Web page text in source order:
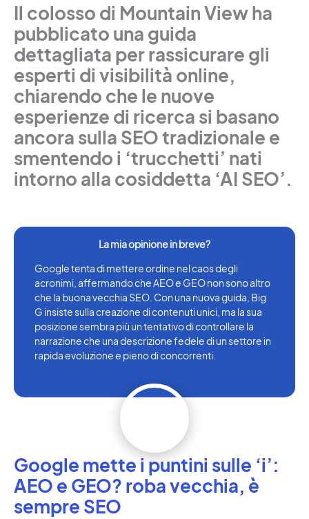
Il colosso di Mountain View ha
pubblicato una guida
dettagliata per rassicurare gli
esperti di visibilità online,
chiarendo che le nuove
esperienze di ricerca si basano
ancora sulla SEO tradizionale e
smentendo i ‘trucchetti’ nati
intorno alla cosiddetta ‘AI SEO’.
Google tenta di mettere ordine nel caos degli
acronimi, affermando che AEO e GEO non sono altro
che la buona vecchia SEO. Con una nuova guida, Big
G insiste sulla creazione di contenuti unici, ma la sua
posizione sembra più un tentativo di controllare la
narrazione che una descrizione fedele di un settore in
rapida evoluzione e pieno di concorrenti.
Google mette i puntini sulle ‘i’:
AEO e GEO? roba vecchia, è
sempre SEO